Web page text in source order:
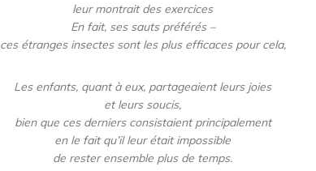
leur montrait des exercices
En fait, ses sauts préférés –
ces étranges insectes sont les plus efficaces pour cela,
Les enfants, quant à eux, partageaient leurs joies
et leurs soucis,
bien que ces derniers consistaient principalement
en le fait qu’il leur était impossible
de rester ensemble plus de temps.